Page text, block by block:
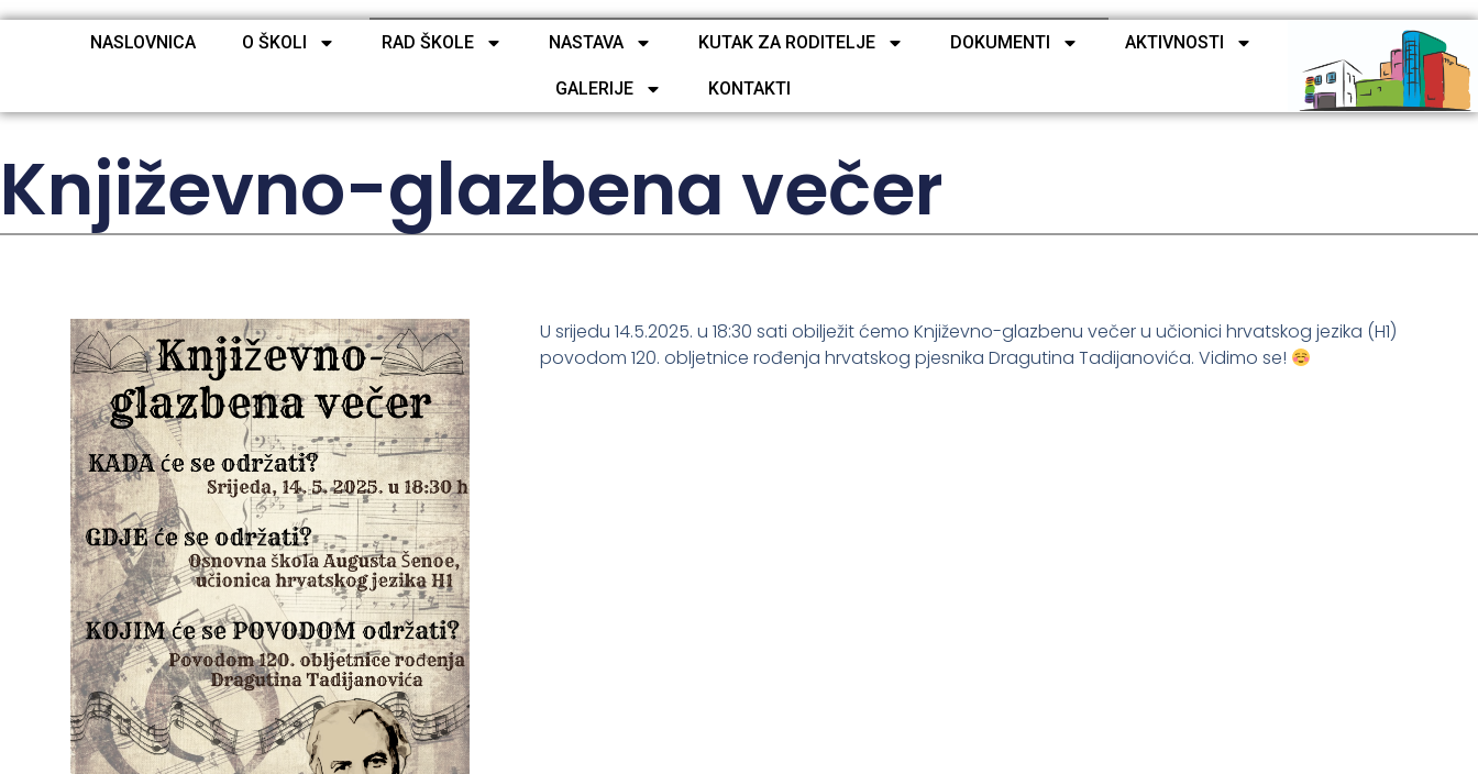
NASLOVNICA O ŠKOLI RAD ŠKOLE NASTAVA KUTAK ZA RODITELJE DOKUMENTI AKTIVNOSTI
GALERIJE KONTAKTI
Književno-glazbena večer
U srijedu 14.5.2025. u 18:30 sati obilježit ćemo Književno-glazbenu večer u učionici hrvatskog jezika (H1)
povodom 120. obljetnice rođenja hrvatskog pjesnika Dragutina Tadijanovića. Vidimo se!